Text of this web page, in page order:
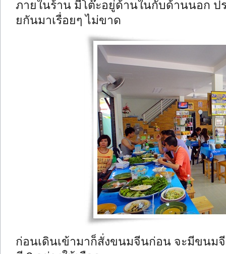
ภายในร้าน มีโต๊ะอยู่ด้านในกับด้านนอก ป
ยกันมาเรื่อยๆ ไม่ขาด
ก่อนเดินเข้ามาก็สั่งขนมจีนก่อน จะมีขนม